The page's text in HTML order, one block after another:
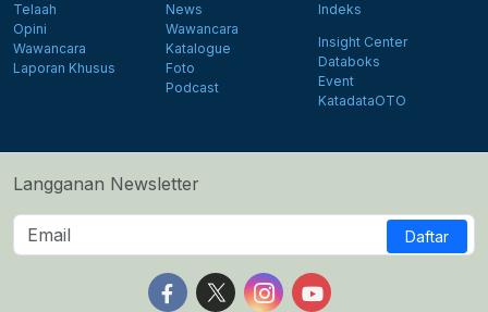
Telaah
Opini
Wawancara
Laporan Khusus
News
Wawancara
Katalogue
Foto
Podcast
Indeks
Insight Center
Databoks
Event
KatadataOTO
Langganan Newsletter
Daftar
Follow us on Facebook
Follow us on X
Follow us on Instagram
Follow us on